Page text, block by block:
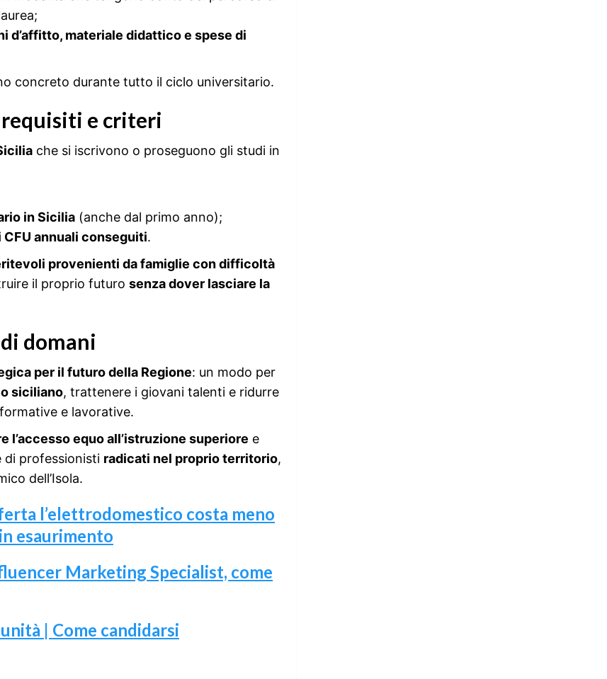
d’affitto, materiale didattico e spese di
concreto durante tutto il ciclo universitario.
e criteri
che si iscrivono o proseguono gli studi in
in Sicilia (anche dal primo anno);
CFU annuali conseguiti.
provenienti da famiglie con difficoltà
il proprio futuro senza dover lasciare la
domani
per il futuro della Regione: un modo per
siciliano, trattenere i giovani talenti e ridurre
e lavorative.
l’accesso equo all’istruzione superiore e
di professionisti radicati nel proprio territorio,
dell’Isola.
l’elettrodomestico costa meno
esaurimento
Marketing Specialist, come
| Come candidarsi